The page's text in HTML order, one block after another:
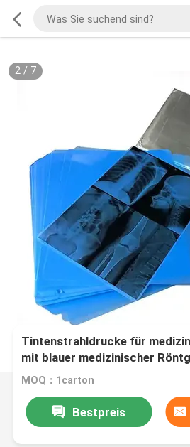
2/ 7
Tintenstrahldrucke für
mit blauer medizinischer
MOQ：1carton
Bestpreis